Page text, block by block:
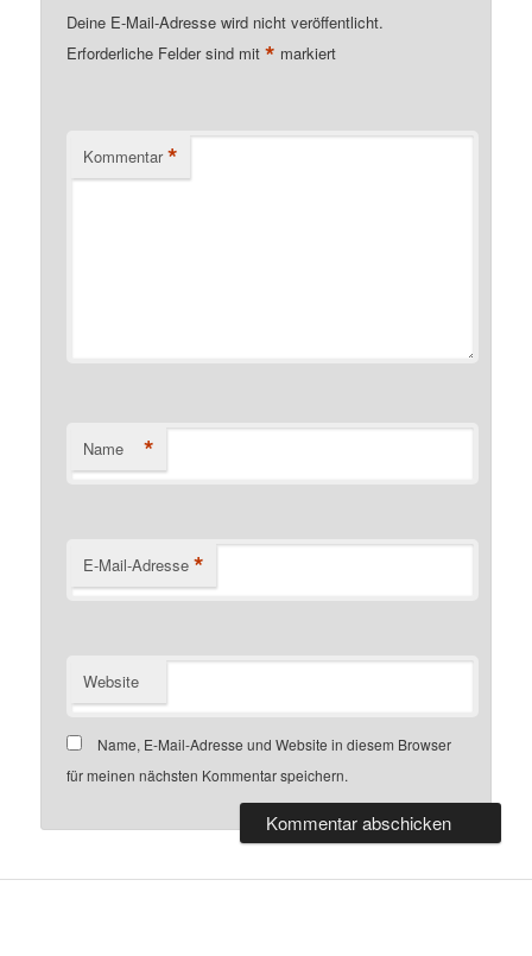
Deine E-Mail-Adresse wird nicht veröffentlicht.
Erforderliche Felder sind mit* markiert
Kommentar *
Name *
E-Mail-Adresse *
Website
Name, E-Mail-Adresse und Website in diesem Browser
für meinen nächsten Kommentar speichern.